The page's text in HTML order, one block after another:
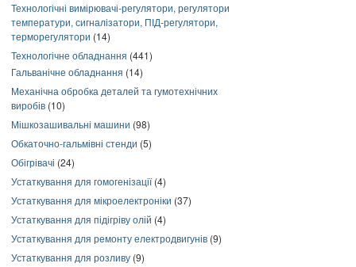
Технологічні вимірювачі-регулятори, регулятори
температури, сигналізатори, ПІД-регулятори,
терморегулятори (14)
Технологічне обладнання (441)
Гальванічне обладнання (14)
Механічна обробка деталей та гумотехнічних
виробів (10)
Мішкозашивальні машини (98)
Обкаточно-гальмівні стенди (5)
Обігрівачі (24)
Устаткування для гомогенізації(4)
Устаткування для мікроелектроніки (37)
Устаткування для підігріву олій (4)
Устаткування для ремонту електродвигунів (9)
Устаткування для розливу (9)